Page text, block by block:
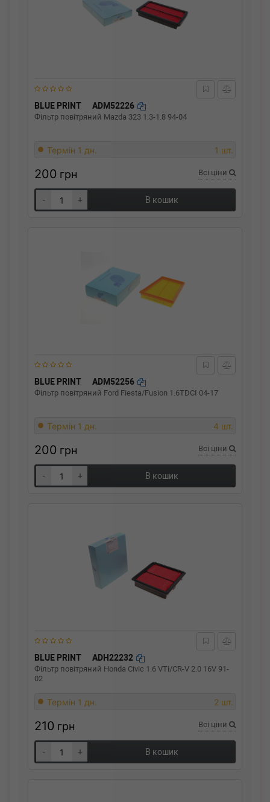
BLUE PRINT ADM52226
Фільтр повітряний Mazda 323 1.3-1.8 94-04
Термін 1 дн. 1 шт.
200 грн Всі ціни
- + В кошик
BLUE PRINT ADM52256
Фільтр повітряний Ford Fiesta/Fusion 1.6TDCI 04-17
Термін 1 дн. 4 шт.
200 грн Всі ціни
- + В кошик
BLUE PRINT ADH22232
Фільтр повітряний Honda Civic 1.6 VTi/CR-V 2.0 16V 91-
02
Термін 1 дн. 2 шт.
210 грн Всі ціни
- + В кошик